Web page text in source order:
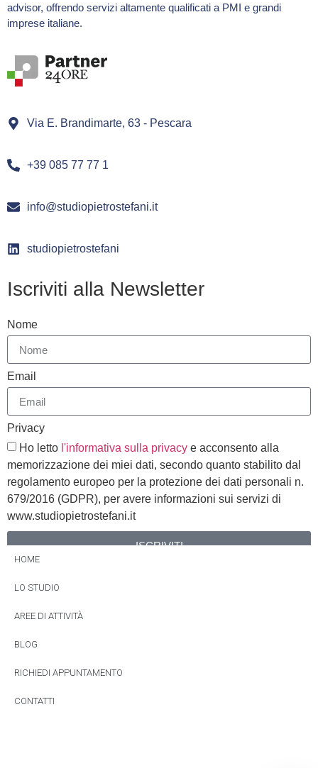
advisor, offrendo servizi altamente qualificati a PMI e grandi
imprese italiane.
Via E. Brandimarte, 63 - Pescara
+39 085 77 77 1
info@studiopietrostefani.it
studiopietrostefani
Iscriviti alla Newsletter
Nome
Email
Privacy
Ho letto l'informativa sulla privacy e acconsento alla
memorizzazione dei miei dati, secondo quanto stabilito dal
regolamento europeo per la protezione dei dati personali n.
679/2016 (GDPR), per avere informazioni sui servizi di
www.studiopietrostefani.it
ISCRIVITI
HOME
LO STUDIO
AREE DI ATTIVITÀ
BLOG
RICHIEDI APPUNTAMENTO
CONTATTI